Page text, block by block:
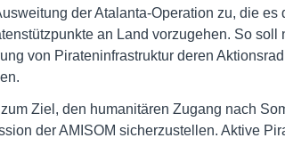
der Atalanta-Operation zu, die es
an Land vorzugehen. So soll
von Pirateninfrastruktur deren
Ziel, den humanitären Zugang nach
der AMISOM sicherzustellen. Aktive